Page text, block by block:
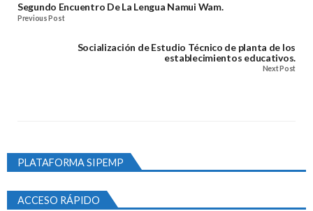
Segundo Encuentro De La Lengua Namui Wam.
Previous Post
Socialización de Estudio Técnico de planta de los
establecimientos educativos.
Next Post
PLATAFORMA SIPEMP
ACCESO RÁPIDO